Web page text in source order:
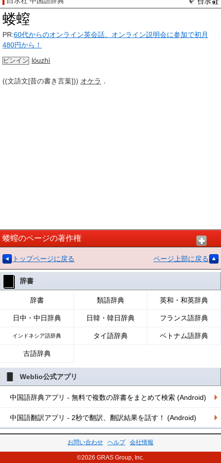
蝼螲
PR:60代からのオンライン英会話。オンライン説明会に参加で初月
480円から！
ピンイン lóuzhì
((文語文[昔の書き言葉])) オケラ ．
蝼螲のページの著作権
トップページに戻る ページ上部に戻る
辞書
辞書 類語辞典 英和・和英辞典
日中・中日辞典 日韓・韓日辞典 フランス語辞典
インドネシア語辞典 タイ語辞典 ベトナム語辞典
古語辞典
Weblio公式アプリ
中国語辞典アプリ - 無料で複数の辞書をまとめて検索 (Android)
中国語翻訳アプリ - 2秒で翻訳、翻訳結果を話す！ (Android)
お問い合わせ ヘルプ 会社情報
©2026 GRAS Group, Inc.